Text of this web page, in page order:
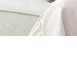
ADMELMEDIAH